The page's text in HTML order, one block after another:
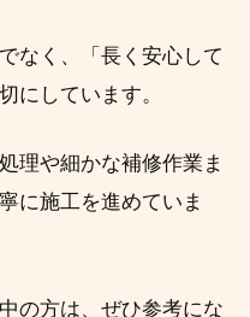
なく、「長く安心して
にしています。
理や細かな補修作業ま
に施工を進めていま
の方は、ぜひ参考にな